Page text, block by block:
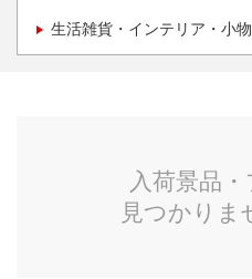
生活雑貨・インテリア・小物